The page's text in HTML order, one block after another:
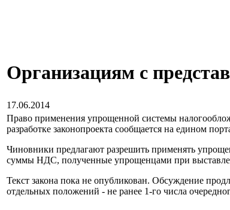
Организациям с
17.06.2014
Право применения упрощенной системы
разработке законопроекта сообщается на едином
Чиновники предлагают разрешить применять
суммы НДС, полученные упрощенцами при
Текст закона пока не опубликован. Обсуждение
отдельных положений - не ранее 1-го числа